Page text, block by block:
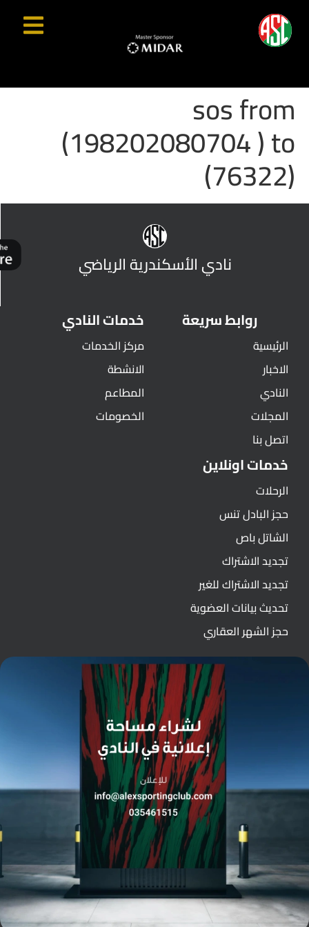
sos from
(198202080704 ) to
(76322)
نادي الأسكندرية الرياضي
روابط سريعة
الرئيسية
الاخبار
النادي
المجلات
اتصل بنا
خدمات النادي
مركز الخدمات
الانشطة
المطاعم
الخصومات
خدمات اونلاين
الرحلات
حجز البادل تنس
الشاتل باص
تجديد الاشتراك
تجديد الاشتراك للغير
تحديث بيانات العضوية
حجز الشهر العقاري